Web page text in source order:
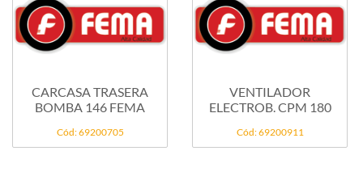
CARCASA TRASERA
BOMBA 146 FEMA
Cód: 69200705
VENTILADOR
ELECTROB. CPM 180
Cód: 69200911